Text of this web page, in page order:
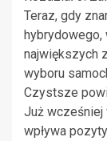
Teraz, gdy
hybrydowego,
największych
wyboru
Czystsze
Już wcześniej
wpływa